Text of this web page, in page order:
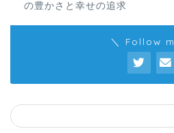
の豊かさと幸せの追求
＼ Follow